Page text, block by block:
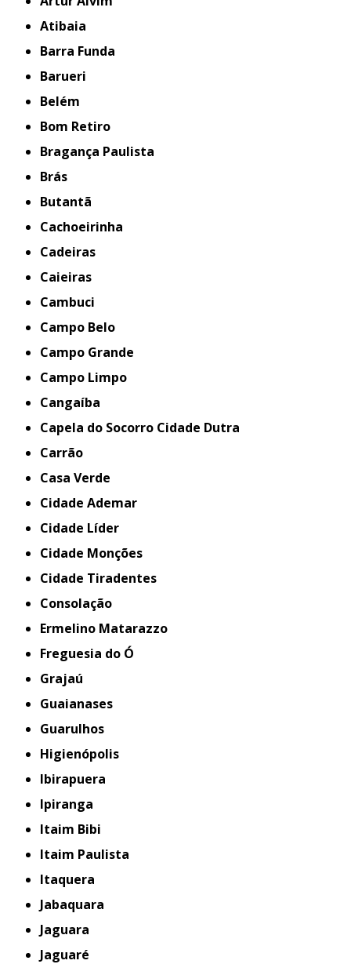
Atibaia
Barra Funda
Barueri
Belém
Bom Retiro
Bragança Paulista
Brás
Butantã
Cachoeirinha
Cadeiras
Caieiras
Cambuci
Campo Belo
Campo Grande
Campo Limpo
Cangaíba
Capela do Socorro Cidade Dutra
Carrão
Casa Verde
Cidade Ademar
Cidade Líder
Cidade Monções
Cidade Tiradentes
Consolação
Ermelino Matarazzo
Freguesia do Ó
Grajaú
Guaianases
Guarulhos
Higienópolis
Ibirapuera
Ipiranga
Itaim Bibi
Itaim Paulista
Itaquera
Jabaquara
Jaguara
Jaguaré